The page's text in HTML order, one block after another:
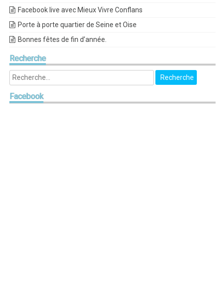
Facebook live avec Mieux Vivre Conflans
Porte à porte quartier de Seine et Oise
Bonnes fêtes de fin d’année.
Recherche
Facebook